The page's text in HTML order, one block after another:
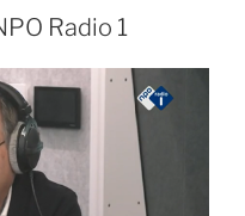
Radio 1